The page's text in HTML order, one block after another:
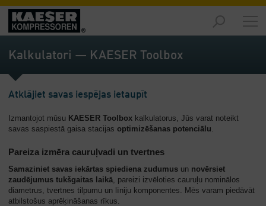
Izstrādājumi
-
Pārskats
-
Serviss
-
Uzņēmums
-
Kalkulatori — KAESER Toolbox
Atklājiet savas iespējas ietaupīt
Izmantojot mūsu KAESER Toolbox kalkulatorus, Jūs varat noteikt
savas saspiestā gaisa stacijas optimizēšanas potenciālu.
Pareiza izmēra cauruļvadi un tvertnes
Samaziniet savas iekārtas spiediena zudumus un novērsiet
zaudējumus tukšgaitas laikā, pareizi izvēloties cauruļu nominālos
diametrus, tvertnes tilpumu un līniju komponentes. Mēs varam piedāvāt
atbilstošus aprēķināšanas rīkus.